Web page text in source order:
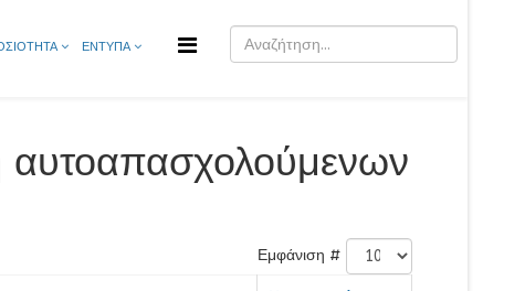
ΕΝΤΥΠΑ
αυτοαπασχολούμενων
Εμφάνιση #